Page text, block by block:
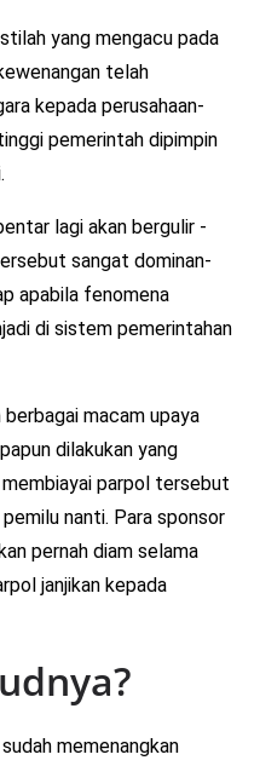
yang mengacu pada
telah
kepada perusahaan-
pemerintah dipimpin
lagi akan bergulir -
sangat dominan-
apabila fenomena
di sistem pemerintahan
macam upaya
dilakukan yang
parpol tersebut
nanti. Para sponsor
pernah diam selama
janjikan kepada
memenangkan